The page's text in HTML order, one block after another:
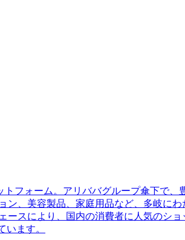
フォーム。アリババグループ傘下で
、美容製品、家庭用品など、多岐に
スにより、国内の消費者に人気のシ
ます。